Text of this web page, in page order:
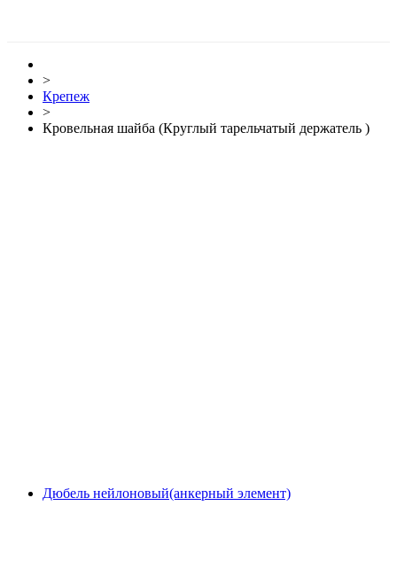
>
Крепеж
>
Кровельная шайба (Круглый тарельчатый держатель )
Дюбель нейлоновый(анкерный элемент)